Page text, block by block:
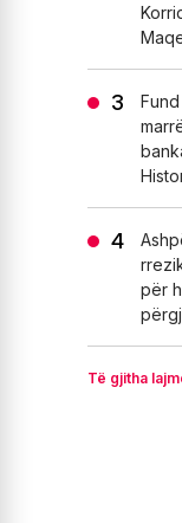
për
Të gjitha